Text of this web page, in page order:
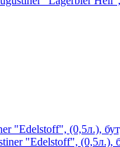
(0,5л.), бут,